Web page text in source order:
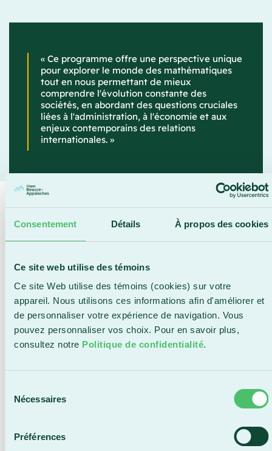
Consentement Détails À propos des cookies
Ce site web utilise des témoins
Ce site Web utilise des témoins (cookies) sur votre
appareil. Nous utilisons ces informations afin d'améliorer et
de personnaliser votre expérience de navigation. Vous
pouvez personnaliser vos choix. Pour en savoir plus,
consultez notre Politique de confidentialité.
Nécessaires
Préférences
« Ce programme offre une perspective unique
pour explorer le monde des mathématiques
tout en nous permettant de mieux
comprendre l'évolution constante des
sociétés, en abordant des questions cruciales
liées à l'administration, à l'économie et aux
enjeux contemporains des relations
internationales. »
CONDITIONS
D’ADMISSION
Conditions générales
Détenir un diplôme d’études secondaires (DES) ou
détenir un diplôme d’études professionnelles (DEP) et
avoir réussi les cours suivants :
Langue d’enseignement 5 esecondaire;
Langue seconde 5e secondaire;
Mathématique séquence Technico-sciences (064-
séquence Sciences naturelles (065-506)